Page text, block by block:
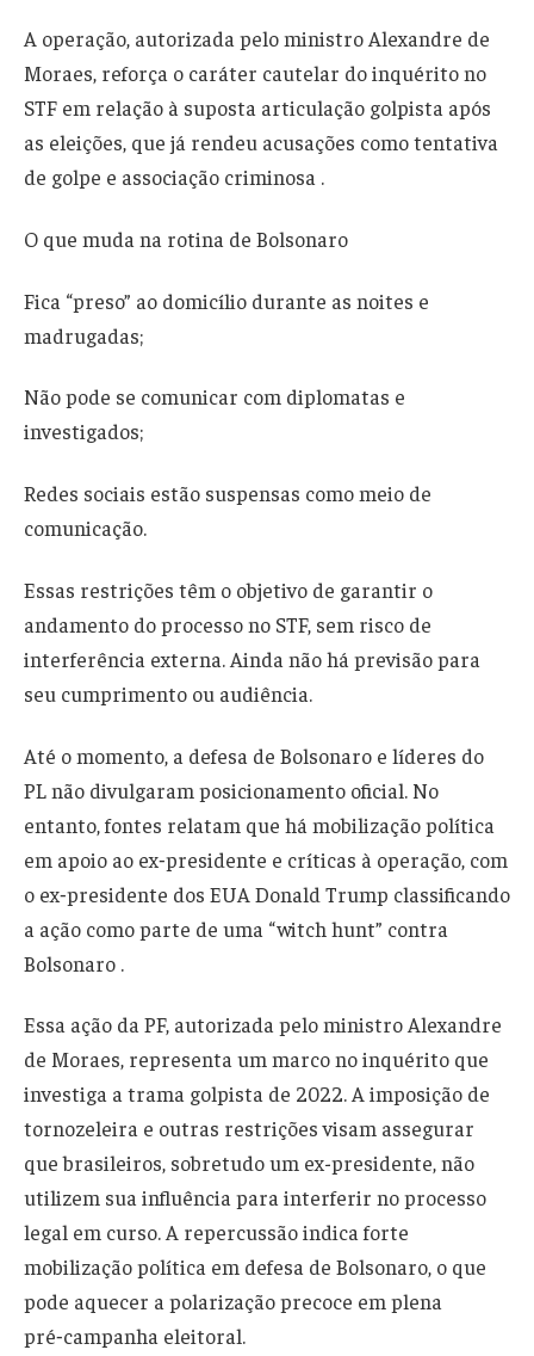
A operação, autorizada pelo ministro Alexandre de
Moraes, reforça o caráter cautelar do inquérito no
STF em relação à suposta articulação golpista após
as eleições, que já rendeu acusações como tentativa
de golpe e associação criminosa .
O que muda na rotina de Bolsonaro
Fica “preso” ao domicílio durante as noites e
madrugadas;
Não pode se comunicar com diplomatas e
investigados;
Redes sociais estão suspensas como meio de
comunicação.
Essas restrições têm o objetivo de garantir o
andamento do processo no STF, sem risco de
interferência externa. Ainda não há previsão para
seu cumprimento ou audiência.
Até o momento, a defesa de Bolsonaro e líderes do
PL não divulgaram posicionamento oficial. No
entanto, fontes relatam que há mobilização política
em apoio ao ex‑presidente e críticas à operação, com
o ex‑presidente dos EUA Donald Trump classificando
a ação como parte de uma “witch hunt” contra
Bolsonaro .
Essa ação da PF, autorizada pelo ministro Alexandre
de Moraes, representa um marco no inquérito que
investiga a trama golpista de 2022. A imposição de
tornozeleira e outras restrições visam assegurar
que brasileiros, sobretudo um ex-presidente, não
utilizem sua influência para interferir no processo
legal em curso. A repercussão indica forte
mobilização política em defesa de Bolsonaro, o que
pode aquecer a polarização precoce em plena
pré‑campanha eleitoral.